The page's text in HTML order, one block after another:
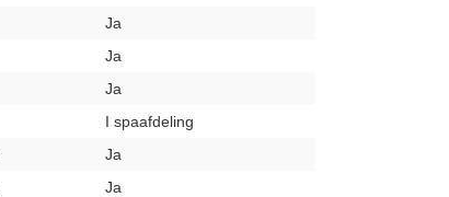
Ja
Ja
Ja
I spaafdeling
Ja
Ja